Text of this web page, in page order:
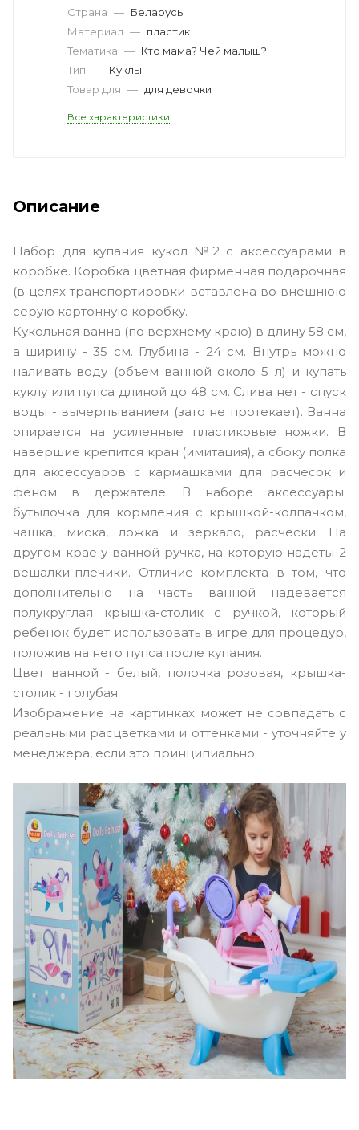
Страна — Беларусь
Материал — пластик
Тематика — Кто мама? Чей малыш?
Тип — Куклы
Товар для — для девочки
Все характеристики
Описание
Набор для купания кукол №2 с аксессуарами в
коробке. Коробка цветная фирменная подарочная
(в целях транспортировки вставлена во внешнюю
серую картонную коробку.
Кукольная ванна (по верхнему краю) в длину 58 см,
а ширину - 35 см. Глубина - 24 см. Внутрь можно
наливать воду (объем ванной около 5 л) и купать
куклу или пупса длиной до 48 см. Слива нет - спуск
воды - вычерпыванием (зато не протекает). Ванна
опирается на усиленные пластиковые ножки. В
навершие крепится кран (имитация), а сбоку полка
для аксессуаров с кармашками для расчесок и
феном в держателе. В наборе аксессуары:
бутылочка для кормления с крышкой-колпачком,
чашка, миска, ложка и зеркало, расчески. На
другом крае у ванной ручка, на которую надеты 2
вешалки-плечики. Отличие комплекта в том, что
дополнительно на часть ванной надевается
полукруглая крышка-столик с ручкой, который
ребенок будет использовать в игре для процедур,
положив на него пупса после купания.
Цвет ванной - белый, полочка розовая, крышка-
столик - голубая.
Изображение на картинках может не совпадать с
реальными расцветками и оттенками - уточняйте у
менеджера, если это принципиально.